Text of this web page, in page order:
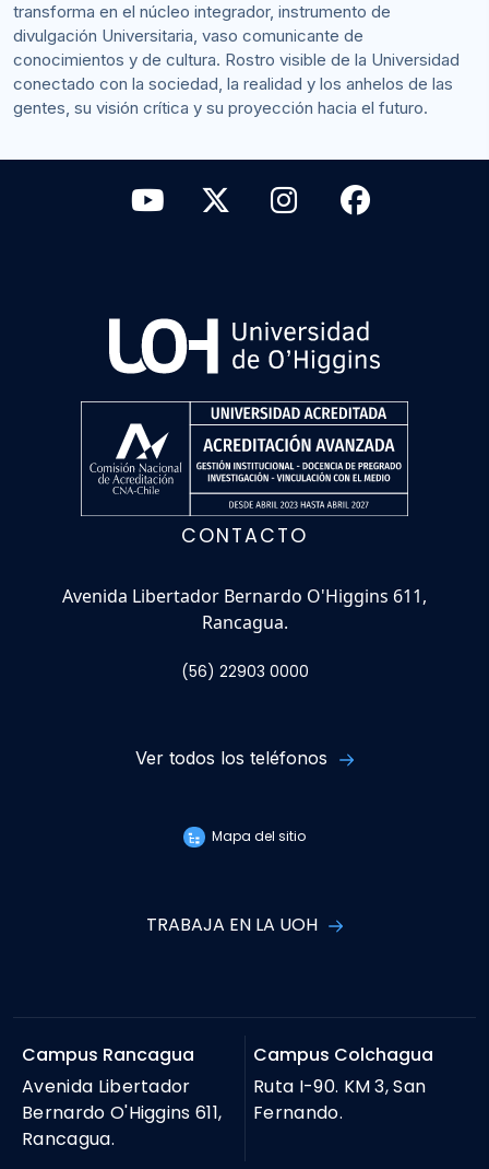
transforma en el núcleo integrador, instrumento de
divulgación Universitaria, vaso comunicante de
conocimientos y de cultura. Rostro visible de la Universidad
conectado con la sociedad, la realidad y los anhelos de las
gentes, su visión crítica y su proyección hacia el futuro.
CONTACTO
Avenida Libertador Bernardo O'Higgins 611,
Rancagua.
(56) 22903 0000
Ver todos los teléfonos
Mapa del sitio
TRABAJA EN LA UOH
Campus Rancagua
Avenida Libertador
Bernardo O'Higgins 611,
Rancagua.
Campus Colchagua
Ruta I-90. KM 3, San
Fernando.